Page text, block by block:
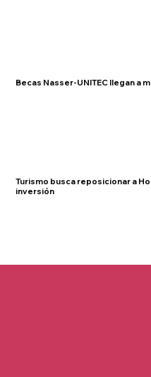
Becas Nasser-UNITEC llegan a
Turismo busca reposicionar a
inversión